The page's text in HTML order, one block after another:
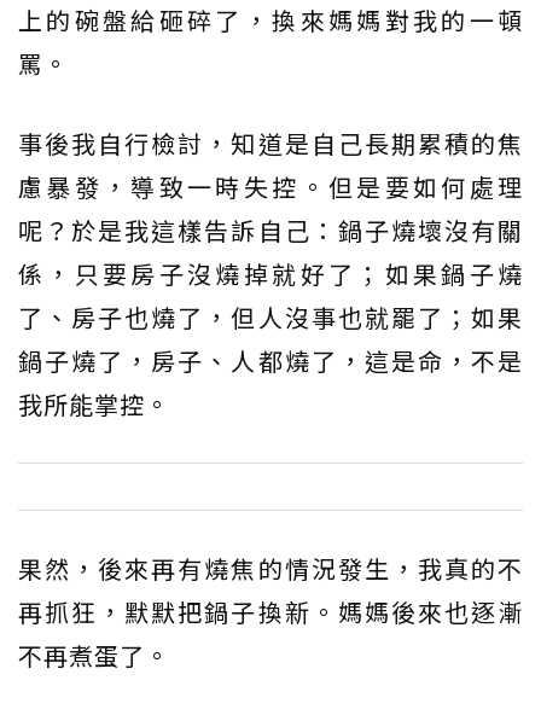
上的碗盤給砸碎了，換來媽媽對我的一頓
罵。
事後我自行檢討，知道是自己長期累積的焦
慮暴發，導致一時失控。但是要如何處理
呢？於是我這樣告訴自己：鍋子燒壞沒有關
係，只要房子沒燒掉就好了；如果鍋子燒
了、房子也燒了，但人沒事也就罷了；如果
鍋子燒了，房子、人都燒了，這是命，不是
我所能掌控。
果然，後來再有燒焦的情況發生，我真的不
再抓狂，默默把鍋子換新。媽媽後來也逐漸
不再煮蛋了。